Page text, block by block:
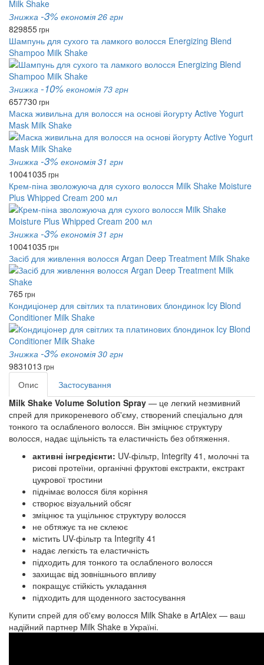
Знижка -3% економія 26 грн
829855грн
Шампунь для сухого та ламкого волосся Energizing Blend
Shampoo Milk Shake
Знижка -10% економія 73 грн
657730 грн
Маска живильна для волосся на основі йогурту Active Yogurt
Mask Milk Shake
Знижка -3% економія 31 грн
10041035грн
Крем-піна зволожуюча для сухого волосся Milk Shake Moisture
Plus Whipped Cream 200 мл
Знижка -3% економія 31 грн
10041035грн
Засіб для живлення волосся Argan Deep Treatment Milk Shake
765грн
Кондиціонер для світлих та платинових блондинок Icy Blond
Conditioner Milk Shake
Знижка -3% економія 30 грн
9831013 грн
Опис
Застосування
Milk Shake Volume Solution Spray — це легкий незмивний
спрей для прикореневого об'єму, створений спеціально для
тонкого та ослабленого волосся. Він зміцнює структуру
волосся, надає щільність та еластичність без обтяження.
активні інгредієнти: UV-фільтр, Integrity 41, молочні та
рисові протеїни, органічні фруктові екстракти, екстракт
цукрової тростини
піднімає волосся біля коріння
створює візуальний обсяг
зміцнює та ущільнює структуру волосся
не обтяжує та не склеює
містить UV-фільтр та Integrity 41
надає легкість та еластичність
підходить для тонкого та ослабленого волосся
захищає від зовнішнього впливу
покращує стійкість укладання
підходить для щоденного застосування
Купити спрей для об'єму волосся Milk Shake в ArtAlex — ваш
надійний партнер Milk Shake в Україні.